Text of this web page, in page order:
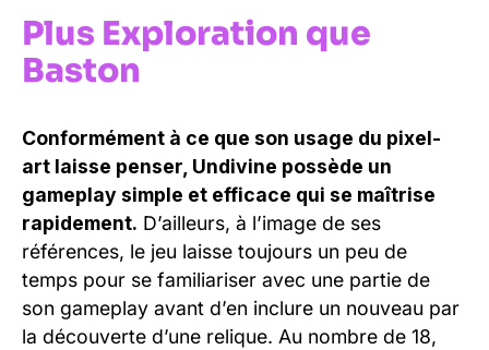
Plus Exploration que
Baston
Conformément à ce que son usage du pixel-
art laisse penser, Undivine possède un
gameplay simple et efficace qui se maîtrise
rapidement. D’ailleurs, à l’image de ses
références, le jeu laisse toujours un peu de
temps pour se familiariser avec une partie de
son gameplay avant d’en inclure un nouveau par
la découverte d’une relique. Au nombre de 18,